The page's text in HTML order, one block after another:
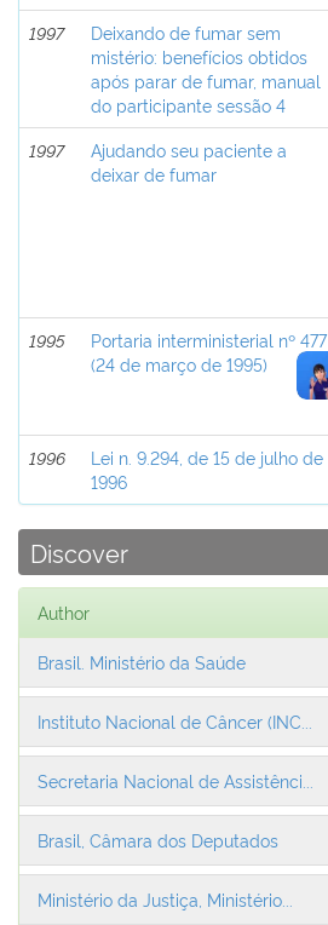
1997
Deixando de fumar sem
mistério: benefícios obtidos
após parar de fumar, manual
do participante sessão 4
1997
Ajudando seu paciente a
deixar de fumar
1995
Portaria interministerial nº 477
(24 de março de 1995)
1996
Lei n. 9.294, de 15 de julho de
1996
Discover
Author
Brasil. Ministério da Saúde
Instituto Nacional de Câncer (INC...
Secretaria Nacional de Assistênci...
Brasil, Câmara dos Deputados
Ministério da Justiça, Ministério...